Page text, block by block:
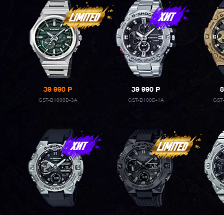
39 990P
GST-B1000D-3A
39 990P
GST-B100D-1A